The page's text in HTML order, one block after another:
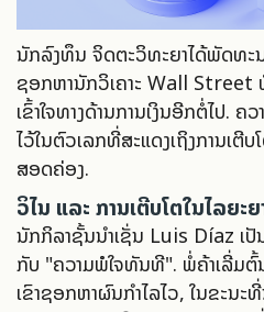
ນັກລົງທຶນ ຈິດຕະວິທະຍາໄດ້ພັດທະ
ຊອກຫານັກວິເຄາະ Wall Street
ເຂົ້າໃຈທາງດ້ານການເງິນອີກຕໍ່ໄປ. ຄ
ໄວ້ໃນຕົວເລກທີ່ສະແດງເຖິງການເຕີ
ສອດຄ່ອງ.
ວິໄນ ແລະ ການເຕີບໂຕໃນໄລຍະ
ນັກກິລາຊັ້ນນຳເຊັ່ນ Luis Díaz ເ
ກັບ "ຄວາມພໍໃຈທັນທີ". ພໍ່ຄ້າເລີ່ມຕົ້
ເຂົາຊອກຫາຜົນກຳໄລໄວ, ໃນຂະນະ